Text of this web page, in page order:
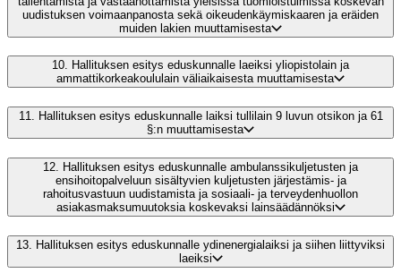
uudistuksen voimaanpanosta sekä oikeudenkäymiskaaren ja eräiden
muiden lakien muuttamisesta
10. Hallituksen esitys eduskunnalle laeiksi yliopistolain ja
ammattikorkeakoululain väliaikaisesta muuttamisesta
11. Hallituksen esitys eduskunnalle laiksi tullilain 9 luvun otsikon ja 61
§:n muuttamisesta
12.
Hallituksen esitys eduskunnalle ambulanssikuljetusten ja
ensihoitopalveluun sisältyvien kuljetusten järjestämis- ja
rahoitusvastuun uudistamista ja sosiaali- ja terveydenhuollon
asiakasmaksumuutoksia koskevaksi lainsäädännöksi
13. Hallituksen esitys eduskunnalle ydinenergialaiksi ja siihen liittyviksi
laeiksi